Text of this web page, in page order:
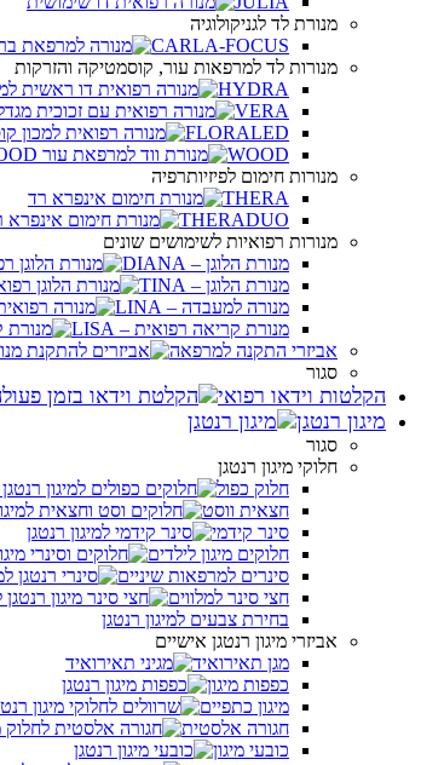
מנורת לד לגניקולוגיה
CARLA-FOCUS
מנורות לד למרפאות עור, קוסמטיקה והזרקות
HYDRA
VERA
FLORALED
WOOD
מנורות חימום לפיזיותרפיה
THERA
THERADUO
מנורות רפואיות לשימושים שונים
מנורת הלוגן – DIANA
מנורת הלוגן – TINA
מנורה למעבדה – LINA
מנורת קריאה רפואית – LISA
אביזרי התקנה למרפאה
סגור
הקלטות וידאו רפואי
מיגון רנטגן
סגור
חלוקי מיגון רנטגן
חלוק כפול
חצאית ווסט
סינר קידמי
חלוקים מיגון לילדים
סינרים למרפאות שיניים
חצי סינר למלווים
בחירת צבעים למיגון רנטגן
אביזרי מיגון רנטגן אישיים
מגן תאירואיד
כפפות מיגון
מיגון כתפיים
חגורה אלסטית
כובעי מיגון